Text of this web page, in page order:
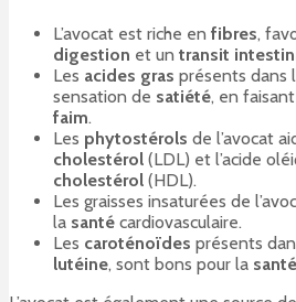
L’avocat est riche en fibres,
digestion et un transit
Les acides gras présents dans
sensation de satiété, en
faim.
Les phytostérols de l’avocat
cholestérol (LDL) et l’acide
cholestérol (HDL).
Les graisses insaturées de
la santé cardiovasculaire.
Les caroténoïdes présents
lutéine, sont bons pour la santé